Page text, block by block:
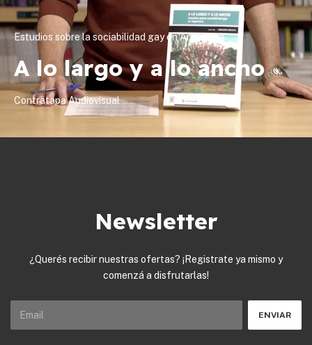
Estudios sobre la sociabilidad gay en Argentina
A lo largo y a lo ancho
Contratapa Audiovisual
Newsletter
¿Querés recibir nuestras ofertas? ¡Registrate ya mismo y
comenzá a disfrutarlas!